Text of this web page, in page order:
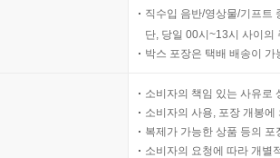
직수입 음반/영상물/기프트
단, 당일 00시~13시 사이의
박스 포장은 택배 배송이
소비자의 책임 있는 사유로
소비자의 사용, 포장 개봉
복제가 가능한 상품 등의
소비자의 요청에 따라 개별